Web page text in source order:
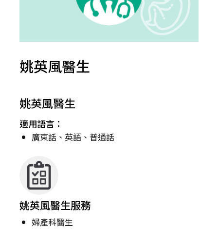
姚英風醫生
姚英風醫生
適用語言：
廣東話、英語、普通話
姚英風醫生服務
婦產科醫生